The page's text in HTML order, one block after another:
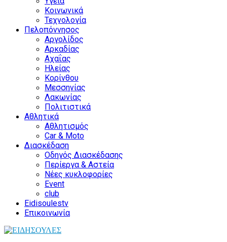
Κοινωνικά
Τεχνολογία
Πελοπόννησος
Αργολίδος
Αρκαδίας
Αχαΐας
Ηλείας
Κορίνθου
Μεσσηνίας
Λακωνίας
Πολιτιστικά
Αθλητικά
Αθλητισμός
Car & Moto
Διασκέδαση
Οδηγός Διασκέδασης
Περίεργα & Αστεία
Νέες κυκλοφορίες
Event
club
Eidisoulestv
Επικοινωνία